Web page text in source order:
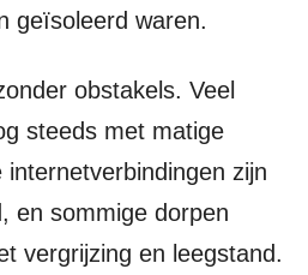
geïsoleerd waren.
obstakels. Veel
steeds met matige
zijn
en sommige dorpen
vergrijzing en leegstand.